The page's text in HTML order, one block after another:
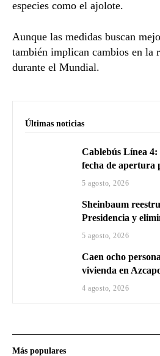
especies como el ajolote.
Aunque las medidas buscan
también implican cambios en la
durante el Mundial.
Últimas noticias
Cablebús Línea 4:
fecha de apertura
5 agosto, 2026
Sheinbaum
Presidencia y
5 agosto, 2026
Caen ocho
vivienda en
4 agosto, 2026
Más populares